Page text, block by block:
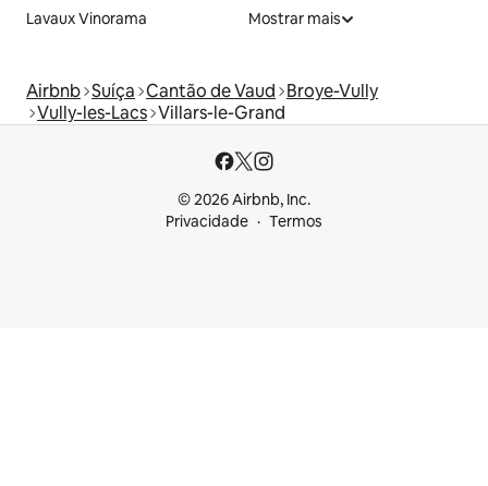
Lavaux Vinorama Mostrar mais
Airbnb Suíça Cantão de Vaud Broye-Vully
Vully-les-Lacs Villars-le-Grand
© 2026 Airbnb, Inc.
Privacidade
Termos